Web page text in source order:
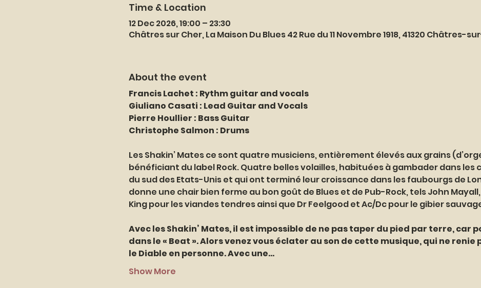
Time & Location
12 Dec 2026, 19:00 – 23:30
Châtres sur Cher, La Maison Du Blues 42 Rue du 11 Novembre 1918, 41320 Châtres-
About the event
Francis Lachet : Rythm guitar and vocals
Giuliano Casati : Lead Guitar and Vocals
Pierre Houllier : Bass Guitar
Christophe Salmon : Drums
Les Shakin’ Mates ce sont quatre musiciens, entièrement élevés aux grains
bénéficiant du label Rock. Quatre belles volailles, habituées à gambader dans les
du sud des Etats-Unis et qui ont terminé leur croissance dans les faubourgs de
donne une chair bien ferme au bon goût de Blues et de Pub-Rock, tels John Mayall,
King pour les viandes tendres ainsi que Dr Feelgood et Ac/Dc pour le gibier
Avec les Shakin’ Mates, il est impossible de ne pas taper du pied par terre, car
dans le « Beat ». Alors venez vous éclater au son de cette musique, qui ne renie
le Diable en personne. Avec une…
Show More